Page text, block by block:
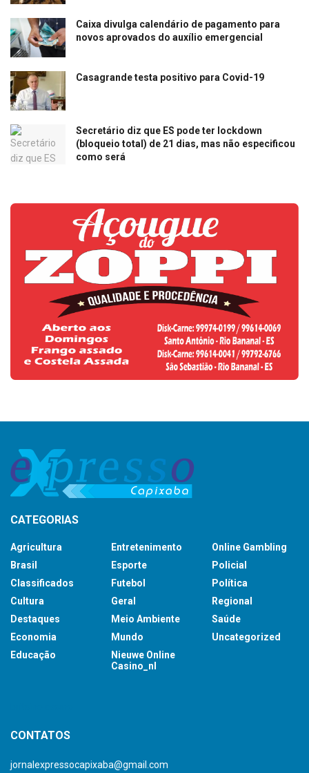
Caixa divulga calendário de pagamento para
novos aprovados do auxílio emergencial
Casagrande testa positivo para Covid-19
Secretário diz que ES pode ter lockdown
(bloqueio total) de 21 dias, mas não especificou
como será
CATEGORIAS
Agricultura
Brasil
Classificados
Cultura
Destaques
Economia
Educação
Entretenimento
Esporte
Futebol
Geral
Meio Ambiente
Mundo
Nieuwe Online
Casino_nl
Online Gambling
Policial
Política
Regional
Saúde
Uncategorized
CONTATOS
jornalexpressocapixaba@gmail.com